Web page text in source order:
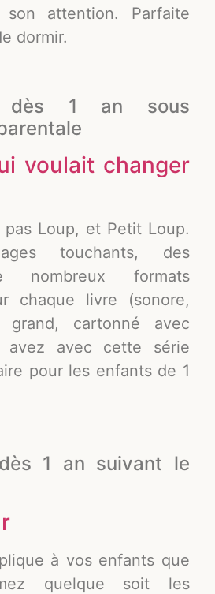
son attention. Parfaite
dormir.
dès 1 an sous
voulait changer
Loup, et Petit Loup.
touchants, des
nombreux formats
chaque livre (sonore,
grand, cartonné avec
avez avec cette série
pour les enfants de 1
1 an suivant le
à vos enfants que
quelque soit les